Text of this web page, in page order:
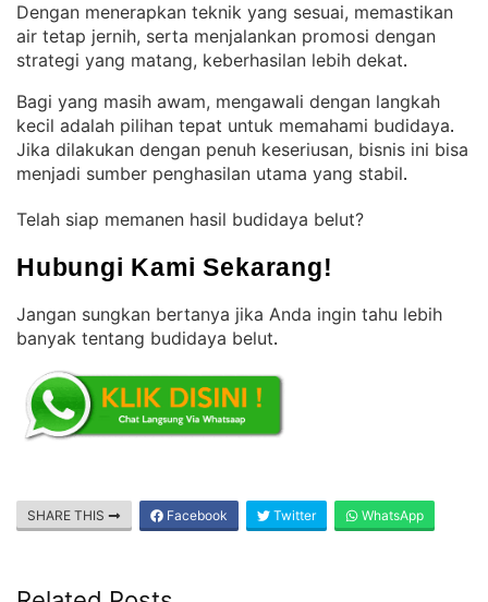
Dengan menerapkan teknik yang sesuai, memastikan
air tetap jernih, serta menjalankan promosi dengan
strategi yang matang, keberhasilan lebih dekat.
Bagi yang masih awam, mengawali dengan langkah
kecil adalah pilihan tepat untuk memahami budidaya
Jika dilakukan dengan penuh keseriusan, bisnis ini bisa
menjadi sumber penghasilan utama yang stabil.
Telah siap memanen hasil budidaya belut?
Hubungi Kami Sekarang!
Jangan sungkan bertanya jika Anda ingin tahu lebih
banyak tentang budidaya belut.
SHARE THIS Facebook Twitter WhatsApp